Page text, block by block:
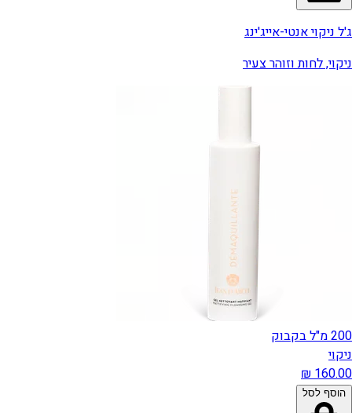
ג'ל ניקוי אנטי-אייג'ינג
ניקוי, לחות וזוהר צעיר
200 מ"ל בקבוק
ניקוי
הוסף לסל